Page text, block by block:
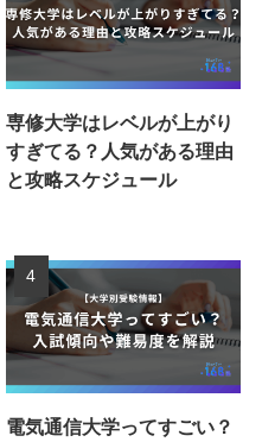
専修大学はレベルが上がり
すぎてる？人気がある理由
と攻略スケジュール
電気通信大学ってすごい？